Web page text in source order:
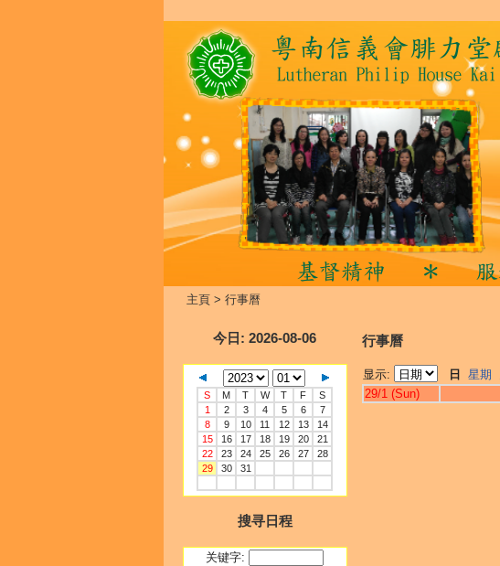
主頁> 行事曆
今日 : 2026-08-06
S M T W T F
S
1
2 3 4 5 6
7
8
9 10 11 12 13
14
15
16 17 18 19 20
21
22
23 24 25 26 27
28
29
30 31
搜寻日程
关键字:
行事曆
显示: 日 星期
29/1 (Sun)